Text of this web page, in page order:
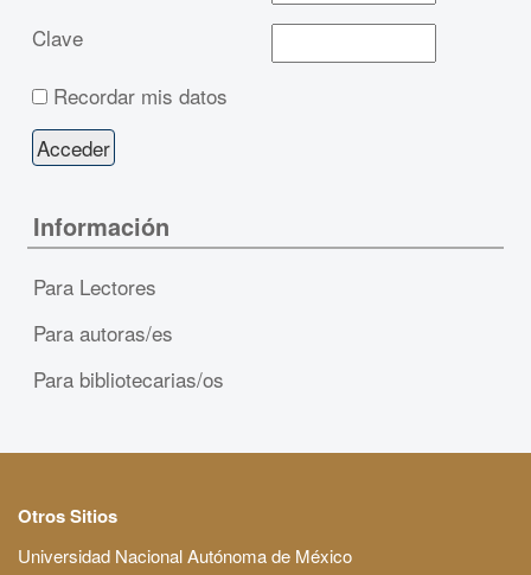
Clave
Recordar mis datos
Información
Para Lectores
Para autoras/es
Para bibliotecarias/os
Otros Sitios
Universidad Nacional Autónoma de México